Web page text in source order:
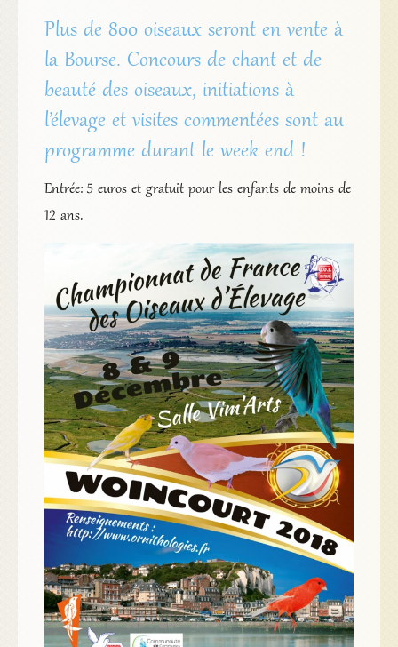
Plus de 800 oiseaux seront en vente à
la Bourse. Concours de chant et de
beauté des oiseaux, initiations à
l’élevage et visites commentées sont au
programme durant le week end !
Entrée: 5 euros et gratuit pour les enfants de moins de
12 ans.